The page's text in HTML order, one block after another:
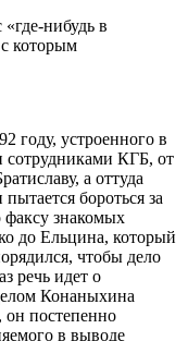
нибудь в
которым
году, устроенного в
КГБ, от
а оттуда
бороться за
факсу знакомых
до Ельцина, который
чтобы дело
речь идет о
Конаныхина
он постепенно
в выводе